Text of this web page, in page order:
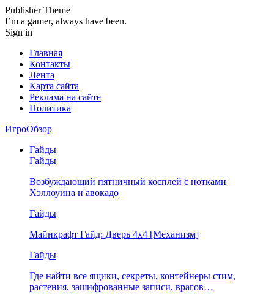
Publisher Theme
I’m a gamer, always have been.
Sign in
Главная
Контакты
Лента
Карта сайта
Реклама на сайте
Политика
ИгроОбзор
Гайды
Гайды
Возбуждающий пятничный косплей с нотками
Хэллоуина и авокадо
Гайды
Майнкрафт Гайд: Дверь 4х4 [Механизм]
Гайды
Где найти все ящики, секреты, контейнеры стим,
растения, зашифрованные записи, врагов…